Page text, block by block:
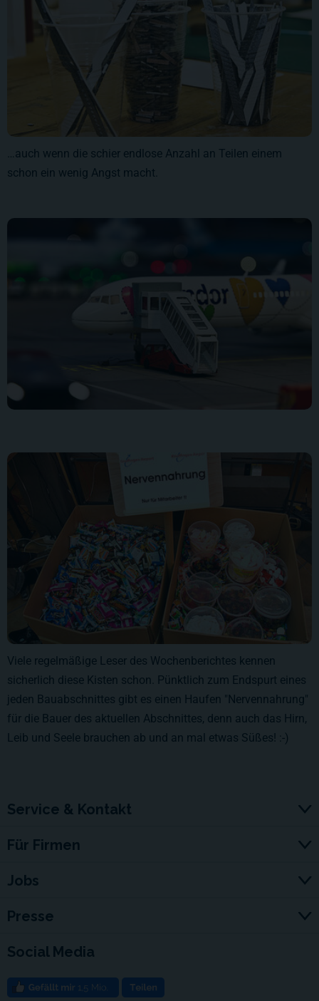
…auch wenn die schier endlose Anzahl an Teilen einem
schon ein wenig Angst macht.
Viele regelmäßige Leser des Wochenberichtes kennen
sicherlich diese Kisten schon. Pünktlich zum Endspurt eines
jeden Bauabschnittes gibt es einen Haufen "Nervennahrung"
für die Bauer des aktuellen Abschnittes, denn auch das Hirn,
Leib und Seele brauchen ab und an mal etwas Süßes! :-)
Service & Kontakt
Für Firmen
Jobs
Presse
Social Media